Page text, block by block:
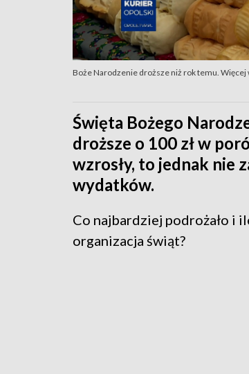
Boże Narodzenie droższe niż rok temu. Więcej
Święta Bożego
droższe o 100 zł w
wzrosły, to jednak nie
wydatków.
Co najbardziej podrożało i
organizacja świąt?